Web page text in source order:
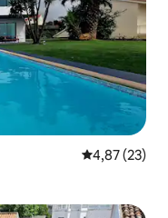
Évaluation
4,87 (23)